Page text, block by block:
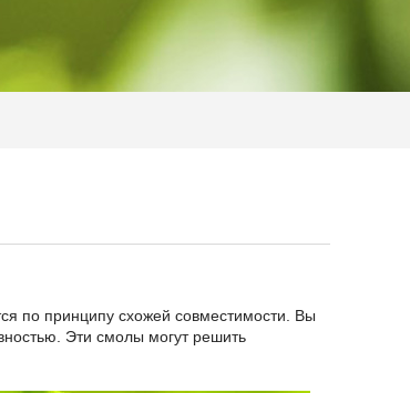
по принципу схожей совместимости. Вы
Эти смолы могут решить